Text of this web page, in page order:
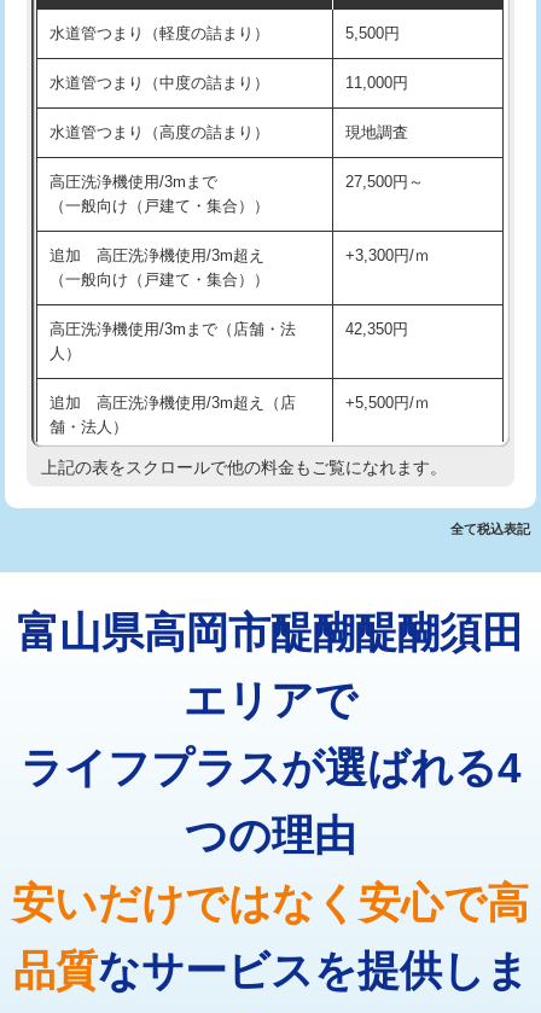
洗面台設置 38,500円
化粧台設置 22,000円
追加人工 16,500円
廃棄・処分 現場見積
※給水管工事は20mmまでの価格です。
交換・取付(排水栓・排水トラップ
22,000円+材料費
持込商品取付（混合水栓）
持込商品取付（浄水器・分岐水栓） 16,500円
業）
排水管工事（追加 排水管工事/3ｍ超
え）
マス交換（土の掘削・埋め戻し作業） 11,000円~
マス交換（深さ50㎝以上） 66,000円
コンクリート斫り（厚さ10㎝超え） 38,500円
モルタル補修（厚さ10㎝まで） 27,500円
16,500円
廃棄・処分 現場見積
水道管つまり（軽度の詰まり） 5,500円
水道管つまり（中度の詰まり） 11,000円
水道管つまり（高度の詰まり） 現地調査
高圧洗浄機使用/3mまで
（一般向け（戸建て・集合））
27,500円～
追加 高圧洗浄機使用/3m超え
（一般向け（戸建て・集合））
+3,300円/ｍ
高圧洗浄機使用/3mまで（店舗・法
人）
42,350円
追加 高圧洗浄機使用/3m超え（店
舗・法人）
+5,500円/ｍ
高度高圧洗浄換 現地調査
トーラー機使用/3mまで 33,000円
追加トーラー機使用/3m超え +3,300円
8,800円
止水・漏水調査・防水処理・清掃・修
11,000円
止水・漏水調査・防水処理・清掃・修
22,000円
止水・漏水調査・防水処理・清掃・修
理・調整・分解・加工など（重作業）
33,000円
その他部品の脱着 8,800円～
上記の表をスクロールで他の料金もご覧になれます。
全て税込表記
富山県高岡市醍醐醍醐須田
エリアで
ライフプラスが選ばれる4
つの理由
安いだけではなく安心で高
品質なサービスを提供しま